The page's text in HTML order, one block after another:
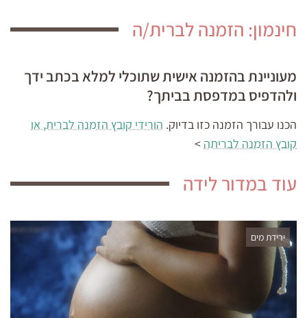
חינמון: הזמנה לברית/ה
מעוניינת בהזמנה אישית שתוכלי למלא בכתב ידך
ולהדפיס במדפסת בביתך?
הכנו עבורך הזמנה כזו בדיוק. הורידי קובץ הזמנה לברית, או
קובץ הזמנה לבריתה >
עוד במדור לידה
ירידת מים